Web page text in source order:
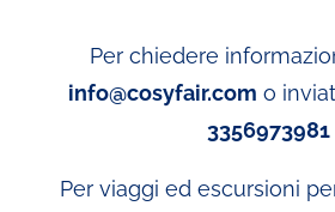
Per chiedere
info@cosyfair.com o
3356973981
Per viaggi ed escursioni